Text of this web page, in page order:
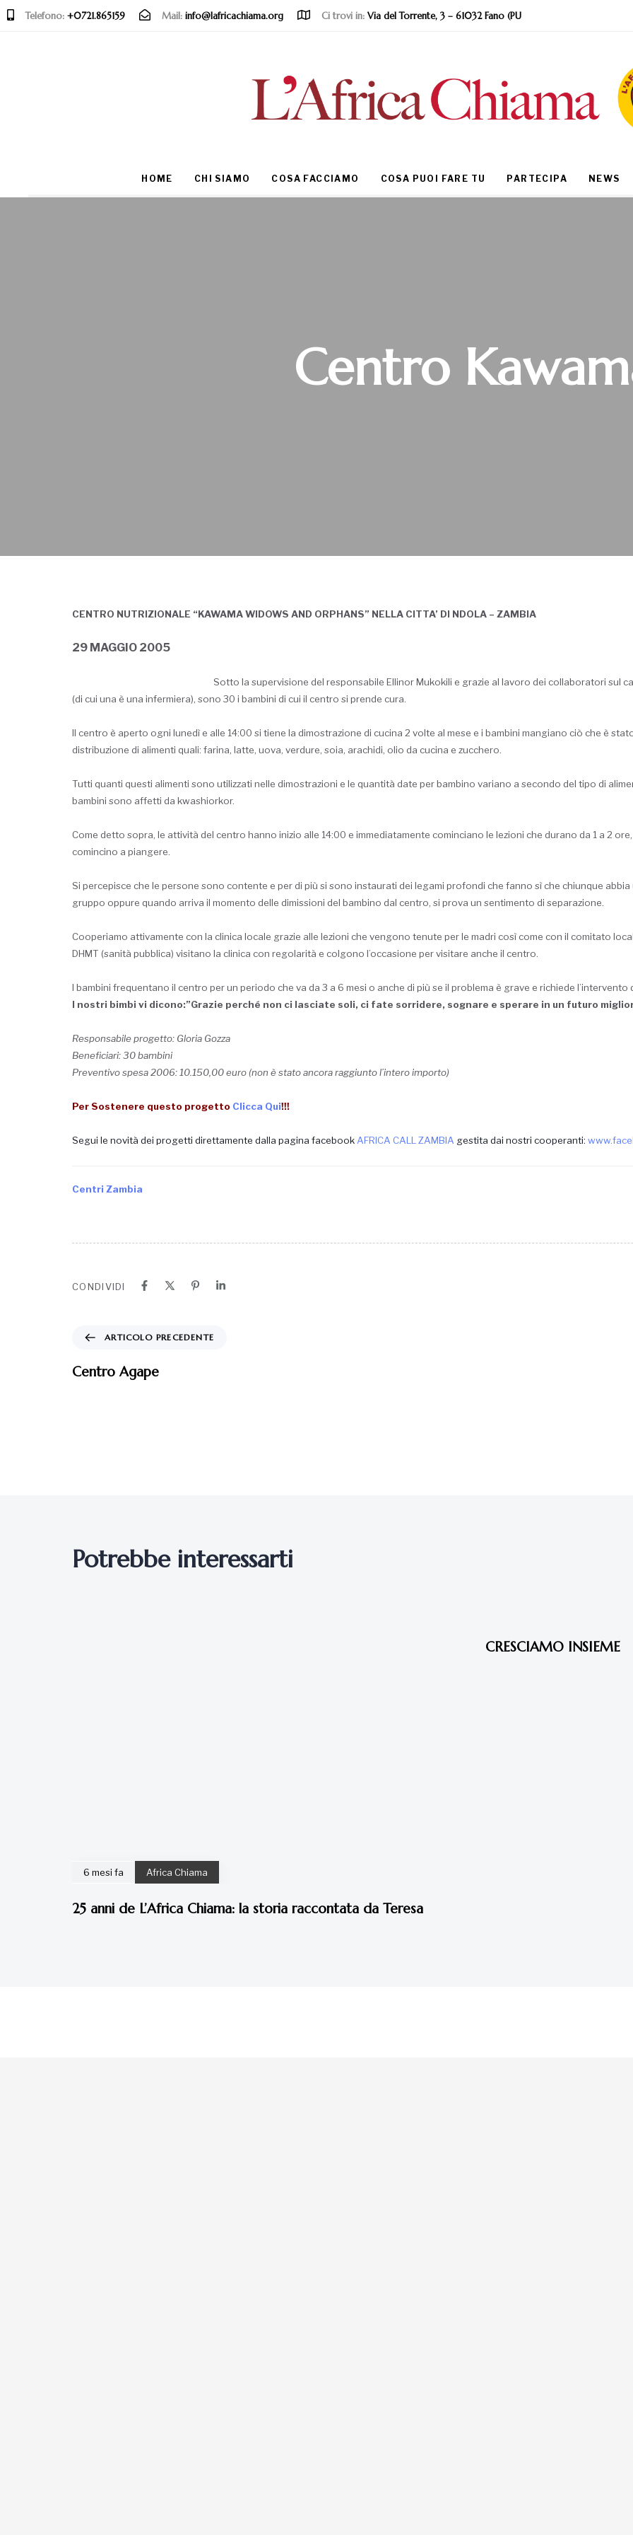
Telefono: +0721.865159 Mail: info@lafricachiama.org Ci trovi in: Via del Torrente, 3 – 61032 Fano (PU
HOME CHI SIAMO COSA FACCIAMO COSA PUOI FARE TU PARTECIPA NEWS
Centro
CENTRO NUTRIZIONALE “KAWAMA WIDOWS AND ORPHANS” NELLA CITTA’ DI NDOLA – ZAMBIA
29 MAGGIO 2005
Sotto la supervisione del responsabile Ellinor Mukokili e grazie al lavoro dei collaboratori sul
(di cui una è una infermiera), sono 30 i bambini di cui il centro si prende cura.
Il centro è aperto ogni lunedì e alle 14:00 si tiene la dimostrazione di cucina 2 volte al mese e i bambini mangiano ciò che è
distribuzione di alimenti quali: farina, latte, uova, verdure, soia, arachidi, olio da cucina e zucchero.
Tutti quanti questi alimenti sono utilizzati nelle dimostrazioni e le quantità date per bambino variano a secondo del tipo di
bambini sono affetti da kwashiorkor.
Come detto sopra, le attività del centro hanno inizio alle 14:00 e immediatamente cominciano le lezioni che durano da 1 a 2
comincino a piangere.
Si percepisce che le persone sono contente e per di più si sono instaurati dei legami profondi che fanno sì che chiunque
gruppo oppure quando arriva il momento delle dimissioni del bambino dal centro, si prova un sentimento di separazione.
Cooperiamo attivamente con la clinica locale grazie alle lezioni che vengono tenute per le madri così come con il comitato
DHMT (sanità pubblica) visitano la clinica con regolarità e colgono l’occasione per visitare anche il centro.
I bambini frequentano il centro per un periodo che va da 3 a 6 mesi o anche di più se il problema è grave e richiede l’intervento
I nostri bimbi vi dicono:”Grazie perché non ci lasciate soli, ci fate sorridere, sognare e sperare in un futuro
Responsabile progetto: Gloria Gozza
Beneficiari: 30 bambini
Preventivo spesa 2006: 10.150,00 euro (non è stato ancora raggiunto l’intero importo)
Per Sostenere questo progetto Clicca Qui!!!
Segui le novità dei progetti direttamente dalla pagina facebook AFRICA CALL ZAMBIA gestita dai nostri cooperanti:
Centri Zambia
CONDIVIDI
ARTICOLO PRECEDENTE
Centro Agape
Potrebbe interessarti
6 mesi fa Africa Chiama
25 anni de L’Africa Chiama: la storia raccontata da Teresa
CRESCIAMO INSIEME